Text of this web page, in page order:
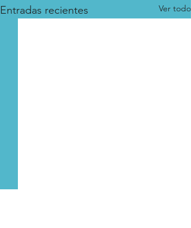
Entradas recientes Ver todo